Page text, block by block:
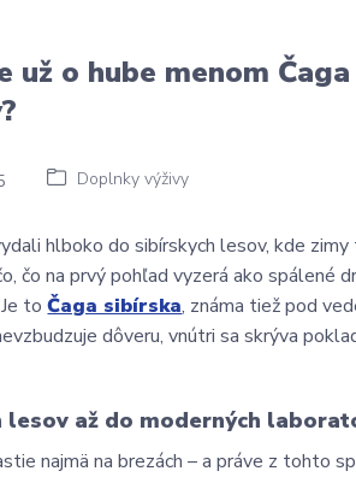
Doplnky výživy
už o hube menom
hlboko do sibírskych lesov, kde
čo na prvý pohľad vyzerá ako
Je toČaga sibírska, známa tiež pod
dôveru, vnútri sa skrýva
lesov až do moderných
najmä na brezách – a práve z tohto